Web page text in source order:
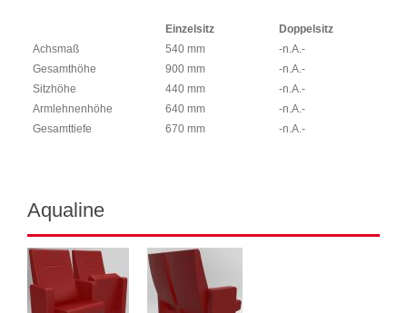
Einzelsitz
Doppelsitz
Achsmaß
540 mm
-n.A.-
Gesamthöhe
900 mm
-n.A.-
Sitzhöhe
440 mm
-n.A.-
Armlehnenhöhe
640 mm
-n.A.-
Gesamttiefe
670 mm -n.A.-
Aqualine